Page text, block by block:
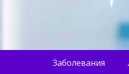
Заболевания